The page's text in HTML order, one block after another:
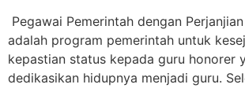
Pegawai Pemerintah dengan Perjanjian
adalah program pemerintah untuk
kepastian status kepada guru honorer
dedikasikan hidupnya menjadi guru.